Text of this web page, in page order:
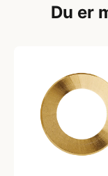
Du er